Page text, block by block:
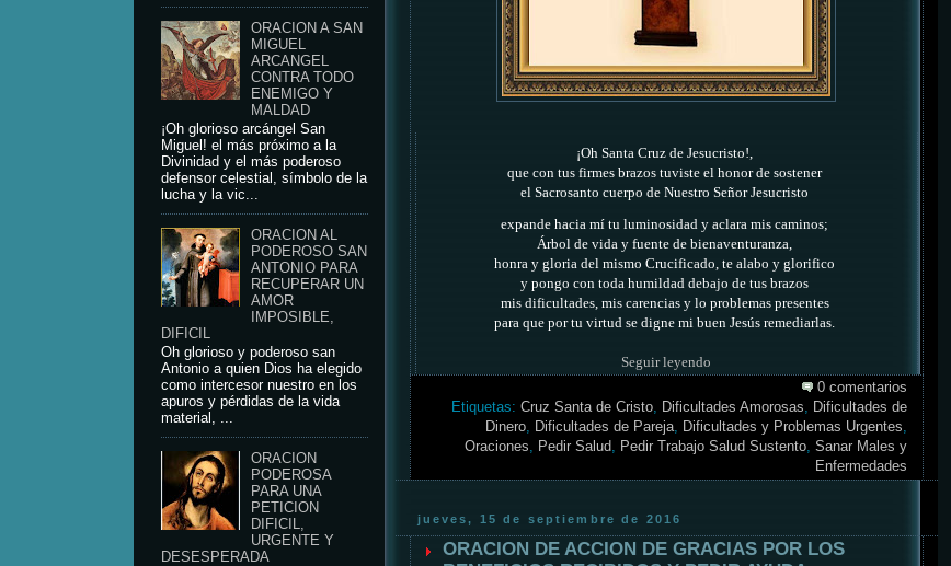
ORACION A SAN
MIGUEL
ARCANGEL
CONTRA TODO
ENEMIGO Y
MALDAD
¡Oh glorioso arcángel San
Miguel! el más próximo a la
Divinidad y el más poderoso
defensor celestial, símbolo de la
lucha y la vic...
ORACION AL
PODEROSO SAN
ANTONIO PARA
RECUPERAR UN
AMOR
IMPOSIBLE,
DIFICIL
Oh glorioso y poderoso san
Antonio a quien Dios ha elegido
como intercesor nuestro en los
apuros y pérdidas de la vida
material, ...
ORACION
PODEROSA
PARA UNA
PETICION
DIFICIL,
URGENTE Y
DESESPERADA
¡Oh Santa Cruz de Jesucristo!,
que con tus firmes brazos tuviste el honor de sostener
el Sacrosanto cuerpo de Nuestro Señor Jesucristo
expande hacia mí tu luminosidad y aclara mis caminos;
Árbol de vida y fuente de bienaventuranza,
honra y gloria del mismo Crucificado, te alabo y glorifico
y pongo con toda humildad debajo de tus brazos
mis dificultades, mis carencias y lo problemas presentes
para que por tu virtud se digne mi buen Jesús remediarlas.
Seguir leyendo
0 comentarios
Etiquetas: Cruz Santa de Cristo, Dificultades Amorosas, Dificultades de
Dinero, Dificultades de Pareja, Dificultades y Problemas Urgentes,
Oraciones, Pedir Salud, Pedir Trabajo Salud Sustento, Sanar Males y
Enfermedades
jueves, 15 de septiembre de 2016
ORACION DE ACCION DE GRACIAS POR LOS